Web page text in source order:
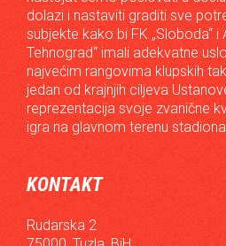
dolazi i nastaviti graditi sve
subjekte kako bi FK „Sloboda“ i
Tehnograd“ imali adekvatne
najvećim rangovima klupskih
jedan od krajnjih ciljeva
reprezentacija svoje zvanične
igra na glavnom terenu stadiona
KONTAKT
Rudarska 2